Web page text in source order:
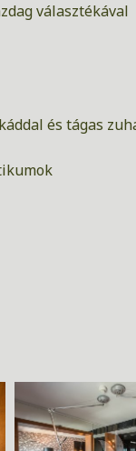
választékával
és tágas